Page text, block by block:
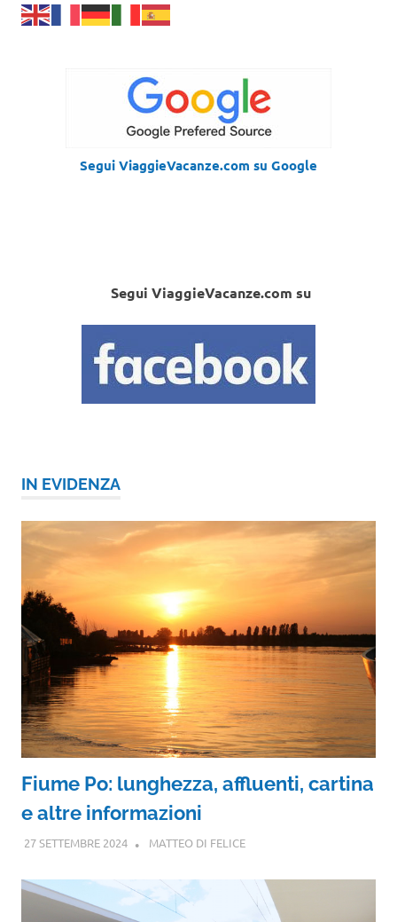
Segui ViaggieVacanze.com su Google
Segui ViaggieVacanze.com su
IN EVIDENZA
Fiume Po: lunghezza, affluenti, cartina
e altre informazioni
27 SETTEMBRE 2024 MATTEO DI FELICE